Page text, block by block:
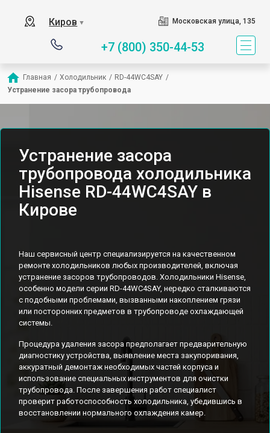
Киров ▼ Московская улица, 135
+7 (800) 350-44-53
Главная / Холодильник / RD-44WC4SAY /
Устранение засора трубопровода
Устранение засора
трубопровода холодильника
Hisense RD-44WC4SAY в
Кирове
Наш сервисный центр специализируется на качественном
ремонте холодильников любых производителей, включая
устранение засоров трубопроводов. Холодильники Hisense,
особенно модели серии RD-44WC4SAY, нередко сталкиваются
с подобными проблемами, вызванными накоплением грязи
или посторонних предметов в трубопроводе охлаждающей
системы.
Процедура удаления засора предполагает предварительную
диагностику устройства, выявление места закупоривания,
аккуратный демонтаж необходимых частей корпуса и
использование специальных инструментов для очистки
трубопровода. После завершения работ специалист
проверит работоспособность холодильника, убедившись в
восстановлении нормального охлаждения камер.